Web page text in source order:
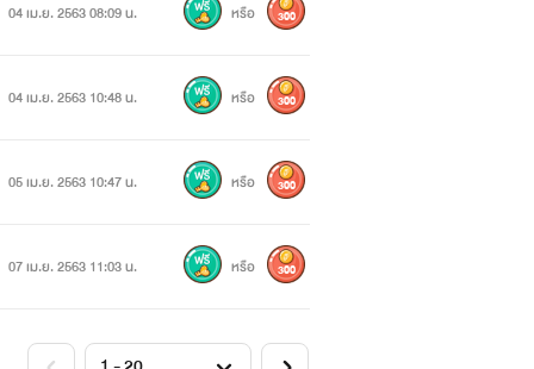
04 เม.ย. 2563 08:09 น. หรือ 300
04 เม.ย. 2563 10:48 น. หรือ 300
05 เม.ย. 2563 10:47 น. หรือ 300
07 เม.ย. 2563 11:03 น. หรือ 300